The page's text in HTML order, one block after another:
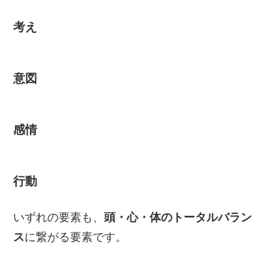
考え
意図
感情
行動
いずれの要素も、頭・心・体のトータルバラン
スに繋がる要素です。